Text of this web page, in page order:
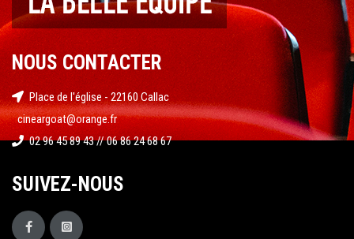
NOUS CONTACTER
Place de l'église - 22160 Callac
cineargoat@orange.fr
02 96 45 89 43 // 06 86 24 68 67
SUIVEZ-NOUS